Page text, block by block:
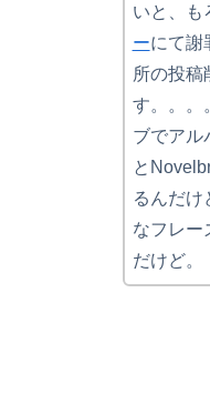
いと、も
ーにて謝
所の投稿
す。。。
ブでアル
と
るんだけ
なフレー
だけど。